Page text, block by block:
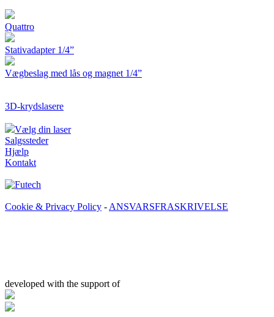
Quattro
Stativadapter 1/4”
Vægbeslag med lås og magnet 1/4”
3D-krydslasere
Vælg din laser
Salgssteder
Hjælp
Kontakt
Cookie & Privacy Policy - ANSVARSFRASKRIVELSE
developed with the support of